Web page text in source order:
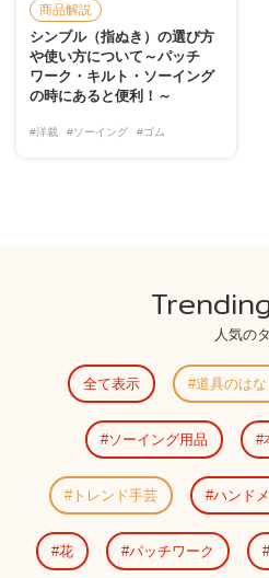
商品解説
シンブル（指ぬき）の選び方
や使い方について～パッチ
ワーク・キルト・ソーイング
の時にあると便利！～
#洋裁 #ソーイング #ゴム
人気の
全て表示 道具のはな
ソーイング用品
トレンド手芸 ハンド
花 パッチワーク